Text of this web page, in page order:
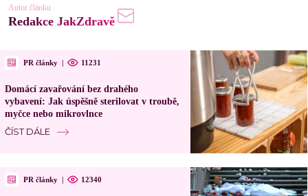
Autor článku
Redakce JakZdravě
PR články | 11231
Domácí zavařování bez drahého
vybavení: Jak úspěšně sterilovat v troubě,
myčce nebo mikrovlnce
ČÍST DÁLE
PR články | 12340